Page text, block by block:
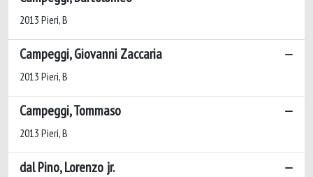
2013 Pieri, B
Campeggi, Giovanni Zaccaria
2013 Pieri, B
Campeggi, Tommaso
2013 Pieri, B
dal Pino, Lorenzo jr.